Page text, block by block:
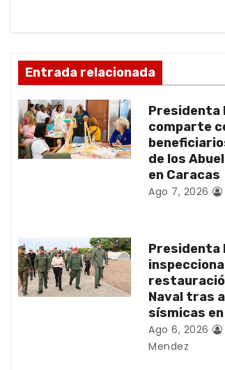
ó
n
d
e
t
r
a
Entrada relacionada
Presidenta
comparte
de los
en Caracas
Ago 7, 2026
Presidenta
Naval tras
sísmicas
Ago 6, 2026
Mendez